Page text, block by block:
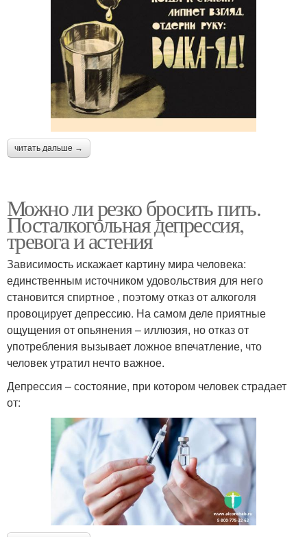
читать дальше →
Можно ли резко бросить пить.
Посталкогольная депрессия,
тревога и астения
Зависимость искажает картину мира человека:
единственным источником удовольствия для него
становится спиртное , поэтому отказ от алкоголя
провоцирует депрессию. На самом деле приятные
ощущения от опьянения – иллюзия, но отказ от
употребления вызывает ложное впечатление, что
человек утратил нечто важное.
Депрессия – состояние, при котором человек страдает
от: